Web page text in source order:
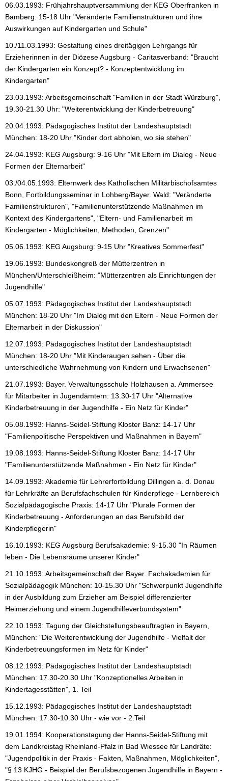
06.03.1993: Frühjahrshauptversammlung der KEG Oberfranken in
Bamberg: 15-18 Uhr "Veränderte Familienstrukturen und ihre
Auswirkungen auf Kindergarten und Schule"
10./11.03.1993: Gestaltung eines dreitägigen Lehrgangs für
Erzieherinnen in der Diözese Augsburg - Caritasverband: "Braucht
der Kindergarten ein Konzept? - Konzeptentwicklung im
Kindergarten"
23.03.1993: Arbeitsgemeinschaft "Familien in der Stadt Würzburg",
19.30-21.30 Uhr: "Weiterentwicklung der Kinderbetreuung"
20.04.1993: Pädagogisches Institut der Landeshauptstadt
München: 18-20 Uhr "Kinder dort abholen, wo sie stehen"
24.04.1993: KEG Augsburg: 9-16 Uhr "Mit Eltern im Dialog - Neue
Formen der Elternarbeit"
03./04.05.1993: Elternwerk des Katholischen Militärbischofsamtes
Bonn, Fortbildungsseminar in Lohberg/Bayer. Wald: "Veränderte
Familienstrukturen", "Familienunterstützende Maßnahmen im
Kontext des Kindergartens", "Eltern- und Familienarbeit im
Kindergarten - Möglichkeiten, Methoden, Grenzen"
05.06.1993: KEG Augsburg: 9-15 Uhr "Kreatives Sommerfest"
19.06.1993: Bundeskongreß der Mütterzentren in
München/Unterschleißheim: "Mütterzentren als Einrichtungen der
Jugendhilfe"
05.07.1993: Pädagogisches Institut der Landeshauptstadt
München: 18-20 Uhr "Im Dialog mit den Eltern - Neue Formen der
Elternarbeit in der Diskussion"
12.07.1993: Pädagogisches Institut der Landeshauptstadt
München: 18-20 Uhr "Mit Kinderaugen sehen - Über die
unterschiedliche Wahrnehmung von Kindern und Erwachsenen"
21.07.1993: Bayer. Verwaltungsschule Holzhausen a. Ammersee
für Mitarbeiter in Jugendämtern: 13.30-17 Uhr "Alternative
Kinderbetreuung in der Jugendhilfe - Ein Netz für Kinder"
05.08.1993: Hanns-Seidel-Stiftung Kloster Banz: 14-17 Uhr
"Familienpolitische Perspektiven und Maßnahmen in Bayern"
19.08.1993: Hanns-Seidel-Stiftung Kloster Banz: 14-17 Uhr
"Familienunterstützende Maßnahmen - Ein Netz für Kinder"
14.09.1993: Akademie für Lehrerfortbildung Dillingen a. d. Donau
für Lehrkräfte an Berufsfachschulen für Kinderpflege - Lernbereich
Sozialpädagogische Praxis: 14-17 Uhr "Plurale Formen der
Kinderbetreuung - Anforderungen an das Berufsbild der
Kinderpflegerin"
16.10.1993: KEG Augsburg Berufsakademie: 9-15.30 "In Räumen
leben - Die Lebensräume unserer Kinder"
21.10.1993: Arbeitsgemeinschaft der Bayer. Fachakademien für
Sozialpädagogik München: 10-15.30 Uhr "Schwerpunkt Jugendhilfe
in der Ausbildung zum Erzieher am Beispiel differenzierter
Heimerziehung und einem Jugendhilfeverbundsystem"
22.10.1993: Tagung der Gleichstellungsbeauftragten in Bayern,
München: "Die Weiterentwicklung der Jugendhilfe - Vielfalt der
Kinderbetreuungsformen im Netz für Kinder"
08.12.1993: Pädagogisches Institut der Landeshauptstadt
München: 17.30-20.30 Uhr "Konzeptionelles Arbeiten in
Kindertagesstätten", 1. Teil
15.12.1993: Pädagogisches Institut der Landeshauptstadt
München: 17.30-10.30 Uhr - wie vor - 2.Teil
19.01.1994: Kooperationstagung der Hanns-Seidel-Stiftung mit
dem Landkreistag Rheinland-Pfalz in Bad Wiessee für Landräte:
"Jugendpolitik in der Praxis - Fakten, Maßnahmen, Möglichkeiten",
"§ 13 KJHG - Beispiel der Berufsbezogenen Jugendhilfe in Bayern -